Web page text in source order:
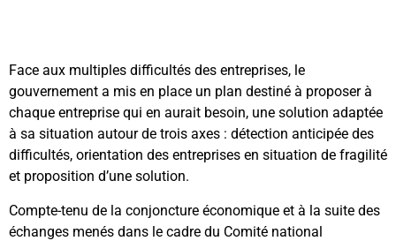
Face aux multiples difficultés des entreprises, le
gouvernement a mis en place un plan destiné à proposer à
chaque entreprise qui en aurait besoin, une solution adaptée
à sa situation autour de trois axes : détection anticipée des
difficultés, orientation des entreprises en situation de fragilité
et proposition d’une solution.
Compte-tenu de la conjoncture économique et à la suite des
échanges menés dans le cadre du Comité national